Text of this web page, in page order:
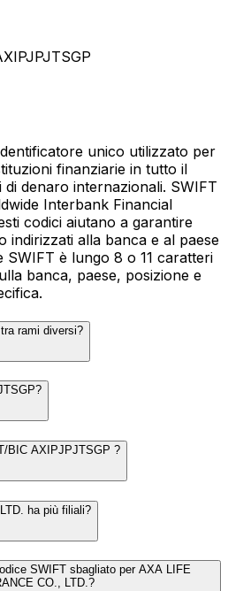
unico utilizzato per
finanziarie in tutto il
denaro internazionali. SWIFT
Interbank Financial
codici aiutano a garantire
indirizzati alla banca e al paese
è lungo 8 o 11 caratteri
banca, paese, posizione e
rami diversi?
BIC AXIPJPJTSGP ?
ha più filiali?
SWIFT sbagliato per AXA LIFE
CO., LTD.?